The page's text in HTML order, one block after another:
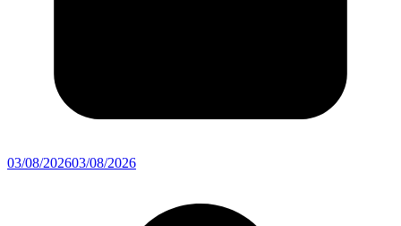
03/08/202603/08/2026